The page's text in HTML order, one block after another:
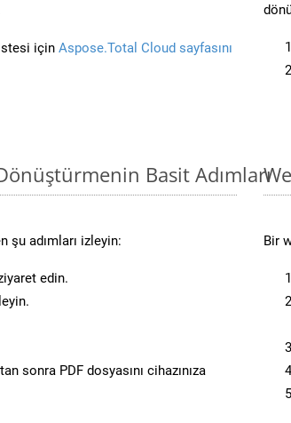
için Aspose.Total Cloud sayfasını
Basit Adımları
şu adımları izleyin:
edin.
sonra PDF dosyasını cihazınıza
Bir